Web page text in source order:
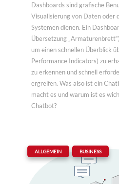
Dashboards sind grafische
Visualisierung von Daten oder
Systemen dienen. Ein
Übersetzung
um einen schnellen Überblick
Performance Indicators) zu
zu erkennen und schnell
ergreifen. Was also ist ein
macht es und warum ist es
Chatbot?
ALLGEMEIN BUSINESS